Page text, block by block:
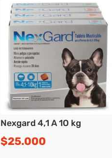
Nexgard 4,1 A 1O kg
$25.000